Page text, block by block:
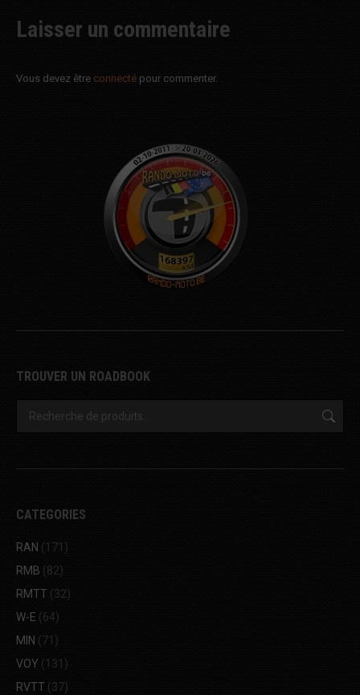
Laisser un commentaire
Vous devez être connecté pour commenter.
TROUVER UN ROADBOOK
CATEGORIES
RAN (171)
RMB (82)
RMTT (32)
W-E (64)
MIN (71)
VOY (131)
RVTT (37)